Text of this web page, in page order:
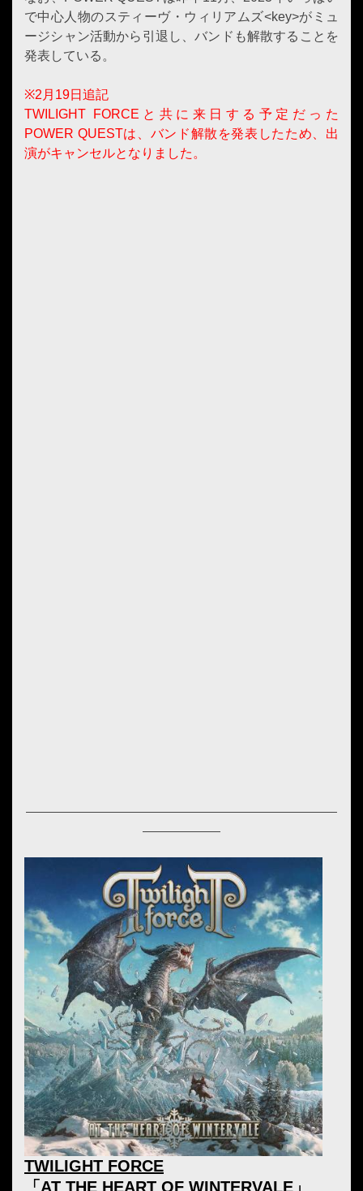
で中心人物のスティーヴ・ウィリアムズ<key>がミュ
ージシャン活動から引退し、バンドも解散することを
発表している。
※2月19日追記
TWILIGHT FORCEと共に来日する予定だった
POWER QUESTは、バンド解散を発表したため、出
演がキャンセルとなりました。
TWILIGHT FORCE
「AT THE HEART OF WINTERVALE」